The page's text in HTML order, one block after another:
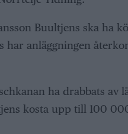
Buultjens ska ha
har anläggningen
ha drabbats av
kosta upp till 100